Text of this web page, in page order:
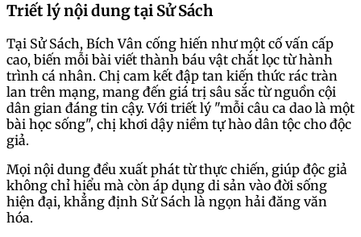
Triết lý nội dung tại Sử Sách
Tại Sử Sách, Bích Vân cống hiến như một cố vấn cấp
cao, biến mỗi bài viết thành báu vật chắt lọc từ hành
trình cá nhân. Chị cam kết đập tan kiến thức rác tràn
lan trên mạng, mang đến giá trị sâu sắc từ nguồn cội
dân gian đáng tin cậy. Với triết lý "mỗi câu ca dao là một
bài học sống", chị khơi dậy niềm tự hào dân tộc cho độc
giả.
Mọi nội dung đều xuất phát từ thực chiến, giúp độc giả
không chỉ hiểu mà còn áp dụng di sản vào đời sống
hiện đại, khẳng định Sử Sách là ngọn hải đăng văn
hóa.